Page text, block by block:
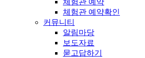
체험관 예약확인
커뮤니티
알림마당
보도자료
묻고답하기